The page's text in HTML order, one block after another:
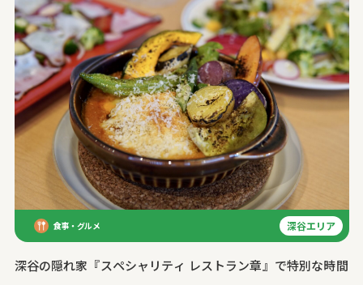
食事・グルメ 深谷エリア
深谷の隠れ家『スペシャリティ レストラン章』で特別な時間